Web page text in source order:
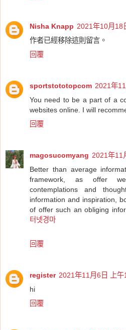
Nisha Knapp 2021年10月18
作者已經移除這則留言。
回覆
sportstototopcom 2021年
You need to be a part of a
websites online. I will
回覆
magosucomyang 2021年11
Better than average
framework, as offer
contemplations and
information and inspiration,
of offer such an obliging
터넷경마
回覆
register 2021年11月6日 上午
hi
回覆